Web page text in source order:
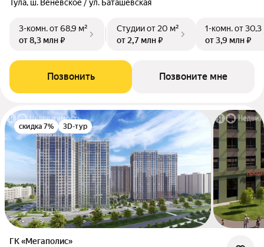
Тула, ш. Венёвское / ул. Баташевская
3-комн.от 68,9 м²
от 8,3 млн ₽
Студииот 20 м²
от 2,7 млн ₽
1-комн.от 30,3
от 3,9 млн ₽
Позвонить Позвоните мне
скидка 7% 3D-тур
ГК «Мегаполис»